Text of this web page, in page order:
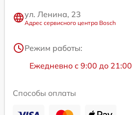
ул. Ленина, 23
Адрес сервисного центра Bosch
Режим работы:
Ежедневно с 9:00 до 21:00
Способы оплаты